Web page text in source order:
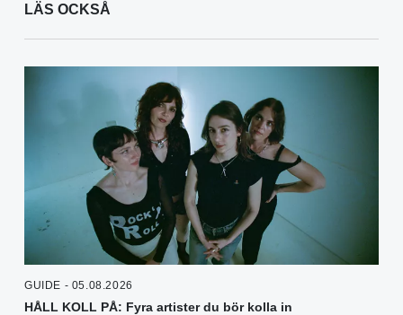
LÄS OCKSÅ
GUIDE - 05.08.2026
HÅLL KOLL PÅ: Fyra artister du bör kolla in